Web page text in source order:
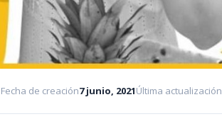
Fecha de creación7 junio, 2021Última actualización